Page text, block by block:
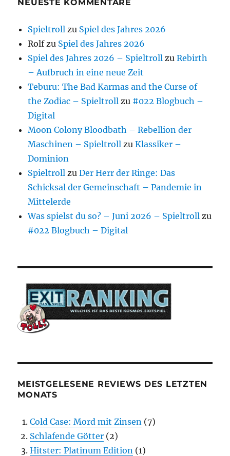
NEUESTE KOMMENTARE
Spieltroll zu Spiel des Jahres 2026
Rolfzu Spiel des Jahres 2026
Spiel des Jahres 2026 – Spieltroll zuRebirth
– Aufbruch in eine neue Zeit
Teburu: The Bad Karmas and the Curse of
the Zodiac – Spieltroll zu #022 Blogbuch –
Digital
Moon Colony Bloodbath – Rebellion der
Maschinen – Spieltroll zuKlassiker –
Dominion
Spieltroll zuDer Herr der Ringe: Das
Schicksal der Gemeinschaft – Pandemie in
Mittelerde
Was spielst du so? – Juni 2026 – Spieltroll zu
#022 Blogbuch – Digital
MEISTGELESENE REVIEWS DES LETZTEN
MONATS
Cold Case: Mord mit Zinsen (7)
Schlafende Götter (2)
Hitster: Platinum Edition (1)